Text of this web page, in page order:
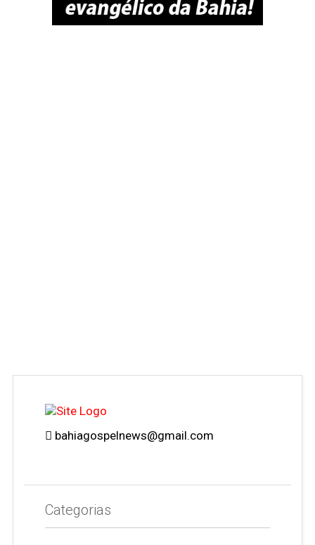
bahiagospelnews@gmail.com
Categorias